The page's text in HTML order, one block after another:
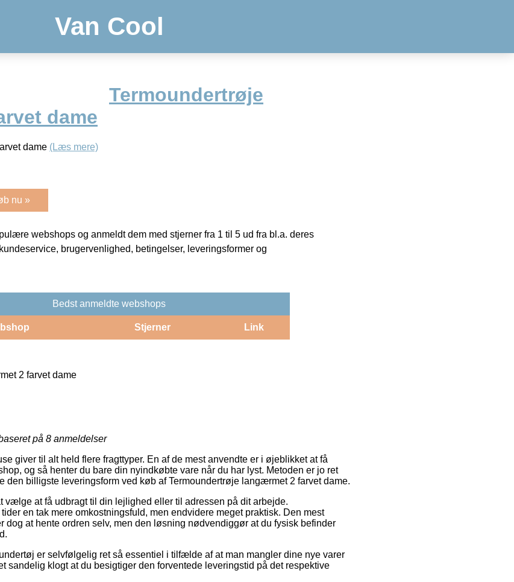
Van Cool
Termoundertrøje
dame
dame (Læs mere)
nu »
webshops og anmeldt dem med stjerner fra 1 til 5 ud fra bl.a. deres
brugervenlighed, betingelser, leveringsformer og
Bedst anmeldte webshops
Stjerner Link
2 farvet dame
på 8 anmeldelser
giver til alt held flere fragttyper. En af de mest anvendte er i øjeblikket at få
og så henter du bare din nyindkøbte vare når du har lyst. Metoden er jo ret
den billigste leveringsform ved køb af Termoundertrøje langærmet 2 farvet dame.
vælge at få udbragt til din lejlighed eller til adressen på dit arbejde.
en tak mere omkostningsfuld, men endvidere meget praktisk. Den mest
dog at hente ordren selv, men den løsning nødvendiggør at du fysisk befinder
er selvfølgelig ret så essentiel i tilfælde af at man mangler dine nye varer
sandelig klogt at du besigtiger den forventede leveringstid på det respektive